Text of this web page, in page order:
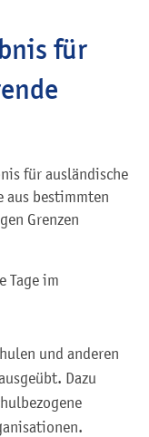
für
für ausländische
aus bestimmten
Grenzen
Tage im
und anderen
Dazu